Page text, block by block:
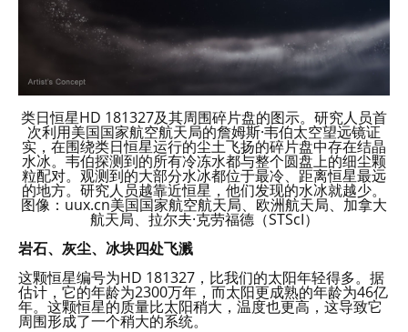
类日恒星HD 181327及其周围碎片盘的图示。研究人员首
次利用美国国家航空航天局的詹姆斯·韦伯太空望远镜证
实，在围绕类日恒星运行的尘土飞扬的碎片盘中存在结晶
水冰。韦伯探测到的所有冷冻水都与整个圆盘上的细尘颗
粒配对。观测到的大部分水冰都位于最冷、距离恒星最远
的地方。研究人员越靠近恒星，他们发现的水冰就越少。
图像：uux.cn美国国家航空航天局、欧洲航天局、加拿大
航天局、拉尔夫·克劳福德（STScI）
岩石、灰尘、冰块四处飞溅
这颗恒星编号为HD 181327，比我们的太阳年轻得多。据
估计，它的年龄为2300万年，而太阳更成熟的年龄为46亿
年。这颗恒星的质量比太阳稍大，温度也更高，这导致它
周围形成了一个稍大的系统。